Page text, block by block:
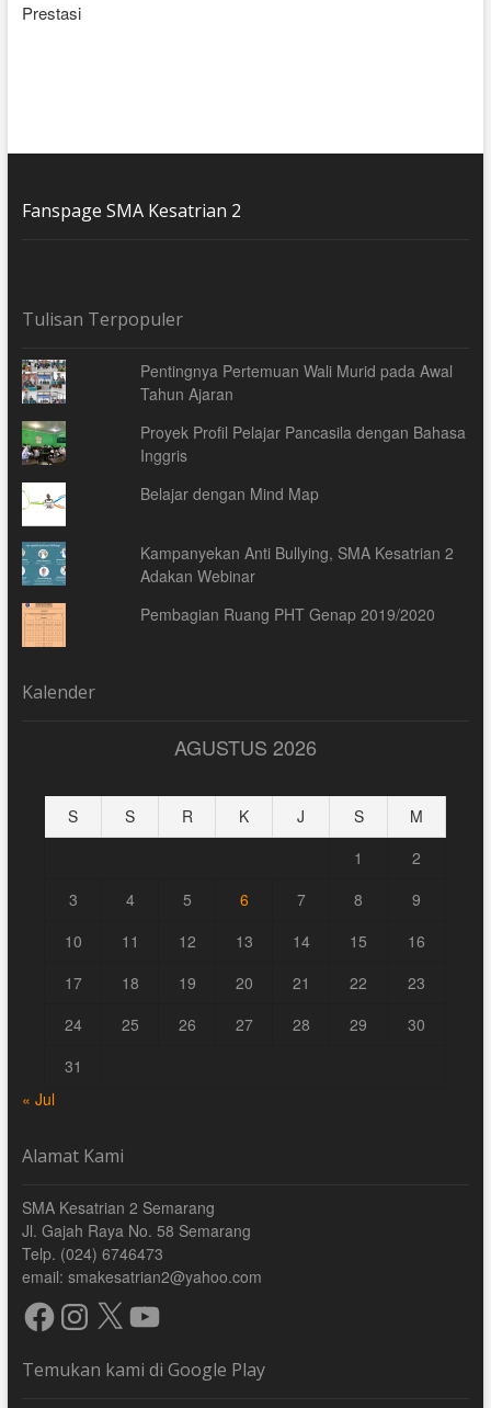
Prestasi
Fanspage SMA Kesatrian 2
Tulisan Terpopuler
Pentingnya Pertemuan Wali Murid pada Awal
Tahun Ajaran
Proyek Profil Pelajar Pancasila dengan Bahasa
Inggris
Belajar dengan Mind Map
Kampanyekan Anti Bullying, SMA Kesatrian 2
Adakan Webinar
Pembagian Ruang PHT Genap 2019/2020
Kalender
AGUSTUS 2026
S S R K J S
M
1
2
3
4 5 6 7 8
9
10
11 12 13 14 15
16
17
18 19 20 21 22
23
24
25 26 27 28 29
30
31
« Jul
Alamat Kami
SMA Kesatrian 2 Semarang
Jl. Gajah Raya No. 58 Semarang
Telp. (024) 6746473
email: smakesatrian2@yahoo.com
FacebookInstagram
X YouTube
Temukan kami di Google Play